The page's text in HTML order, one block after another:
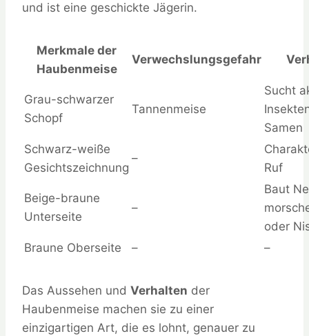
und ist eine geschickte Jägerin.
Merkmale der
Haubenmeise
Verwechslungsgefahr
Grau-schwarzer
Schopf
Tannenmeise
Sucht
Samen
Schwarz-weiße
Gesichtszeichnung
–
Ruf
Beige-braune
Unterseite
–
Baut
oder
Braune Oberseite
– –
Das Aussehen und Verhalten der
Haubenmeise machen sie zu einer
einzigartigen Art, die es lohnt, genauer zu